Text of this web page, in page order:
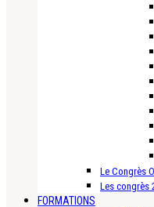
Le Congrès
Les congrès
FORMATIONS